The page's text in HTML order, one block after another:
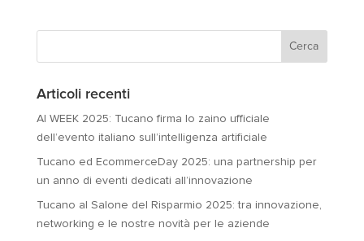
Articoli recenti
AI WEEK 2025: Tucano firma lo zaino ufficiale
dell’evento italiano sull’intelligenza artificiale
Tucano ed EcommerceDay 2025: una partnership per
un anno di eventi dedicati all’innovazione
Tucano al Salone del Risparmio 2025: tra innovazione,
networking e le nostre novità per le aziende